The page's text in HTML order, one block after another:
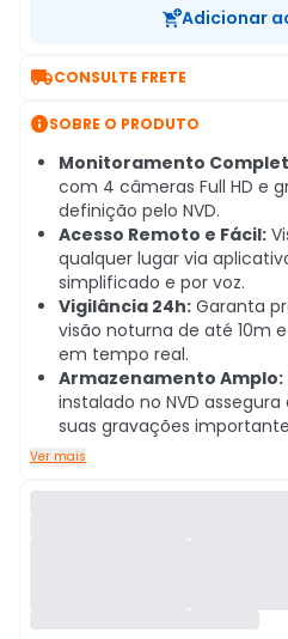
Adicionar
CONSULTE FRETE
SOBRE O PRODUTO
Monitoramento
com 4 câmeras Full HD e
definição pelo NVD.
Acesso Remoto e Fácil:
qualquer lugar via
simplificado e por voz.
Vigilância 24h: Garanta
visão noturna de até 10m
em tempo real.
Armazenamento Amplo:
instalado no NVD
suas gravações
Ver mais